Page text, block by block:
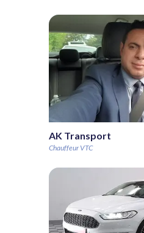
AK Transport
Chauffeur VTC